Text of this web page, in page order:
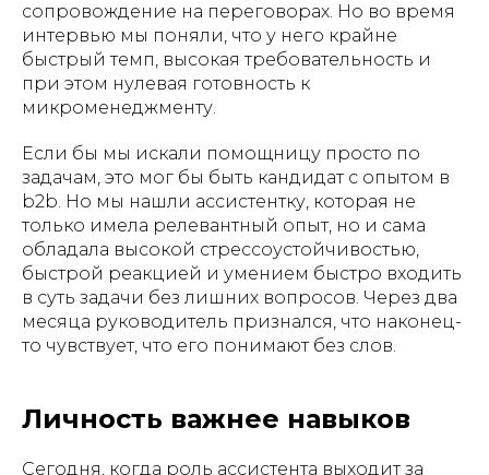
сопровождение на переговорах. Но во время
интервью мы поняли, что у него крайне
быстрый темп, высокая требовательность и
при этом нулевая готовность к
микроменеджменту.
Если бы мы искали помощницу просто по
задачам, это мог бы быть кандидат с опытом в
b2b. Но мы нашли ассистентку, которая не
только имела релевантный опыт, но и сама
обладала высокой стрессоустойчивостью,
быстрой реакцией и умением быстро входить
в суть задачи без лишних вопросов. Через два
месяца руководитель признался, что наконец-
то чувствует, что его понимают без слов.
Личность важнее навыков
Сегодня, когда роль ассистента выходит за